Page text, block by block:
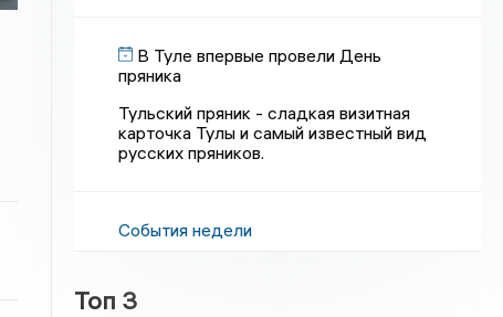
В Туле впервые провели День
пряника
Тульский пряник - сладкая визитная
карточка Тулы и самый известный вид
русских пряников.
События недели
Топ 3